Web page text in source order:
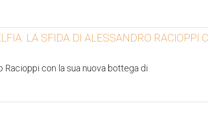
LA SFIDA DI ALESSANDRO RACIOPPI
con la sua nuova bottega di